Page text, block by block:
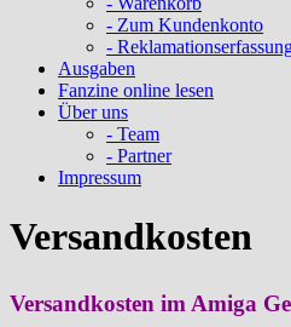
- Zum Kundenkonto
-
Ausgaben
Fanzine online lesen
Über uns
- Team
- Partner
Impressum
Versandkosten
Versandkosten im Amiga